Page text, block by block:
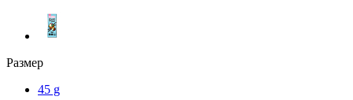
Размер
45 g